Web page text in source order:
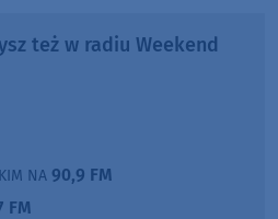
też w radiu Weekend
NA 90,9 FM
FM